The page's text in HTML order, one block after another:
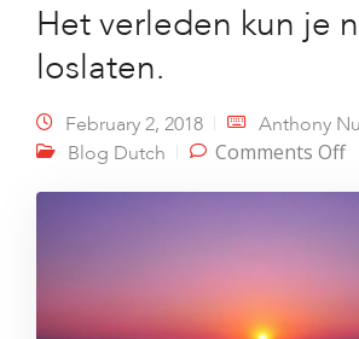
Het verleden kun je
loslaten.
February 2, 2018
Anthony
Blog Dutch
Comments Off